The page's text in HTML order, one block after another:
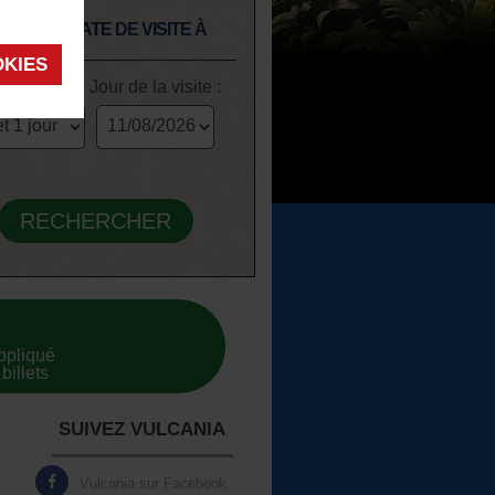
LA DATE DE VISITE À
de billet : Jour de la visite :
SUIVEZ VULCANIA
Vulcania sur Facebook